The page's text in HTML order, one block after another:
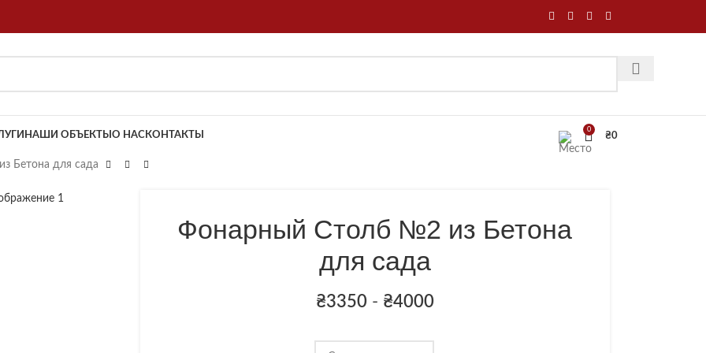
НАШИ ОБЪЕКТЫ О НАСКОНТАКТЫ
0
₴0
Бетона для сада
Фонарный Столб №2 из Бетона
для сада
₴3350 - ₴4000